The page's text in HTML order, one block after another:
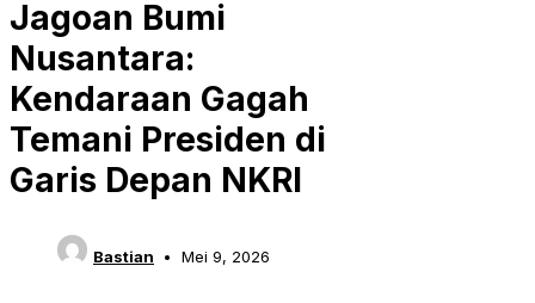
Jagoan Bumi
Nusantara:
Kendaraan Gagah
Temani Presiden di
Garis Depan NKRI
Bastian Mei 9, 2026